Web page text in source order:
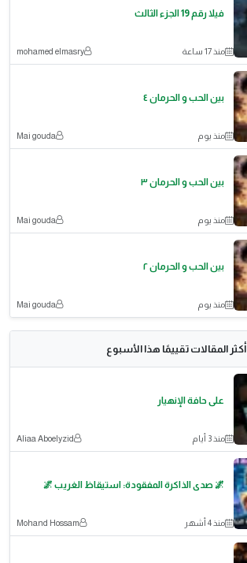
فيلا رقم 19 الجزء الثالث
منذ 17 ساعة mohamed elmasry
بين الحب و الحرمان ٤
منذ يوم Mai gouda
بين الحب و الحرمان ٣
منذ يوم Mai gouda
بين الحب و الحرمان ٢
منذ يوم Mai gouda
أكثر المقالات تقييمًا هذا الأسبوع
على حافة الإنهيار
منذ 3 أيام Aliaa Aboelyzid
🌌 صدى الذاكرة المفقودة: استيقاظ الغريب 🌌
منذ 4 أشهر Mohand Hossam